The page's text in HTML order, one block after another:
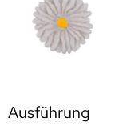
Ausführung